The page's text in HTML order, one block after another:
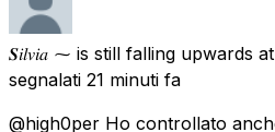
𝑺𝑖𝑙𝑣𝑖𝑎 ⁓ is still falling upwards
segnalati 21 minuti fa
@high0per Ho controllato